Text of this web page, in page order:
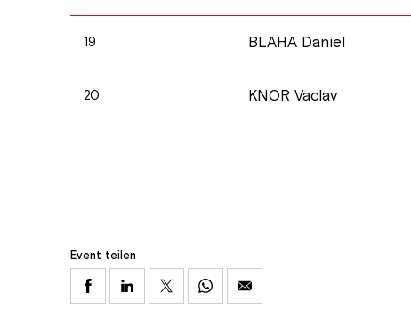
19 BLAHA Daniel
20 KNOR Vaclav
Event teilen